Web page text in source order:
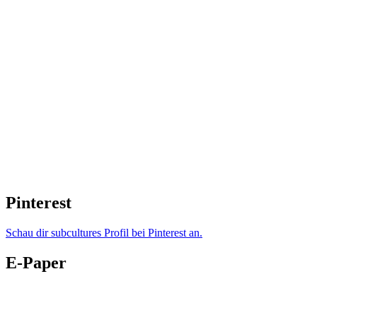
Pinterest
Schau dir subcultures Profil bei Pinterest an.
E-Paper